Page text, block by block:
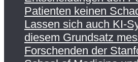
Patienten keinen
Lassen sich auch KI-
diesem Grundsatz
Forschenden der